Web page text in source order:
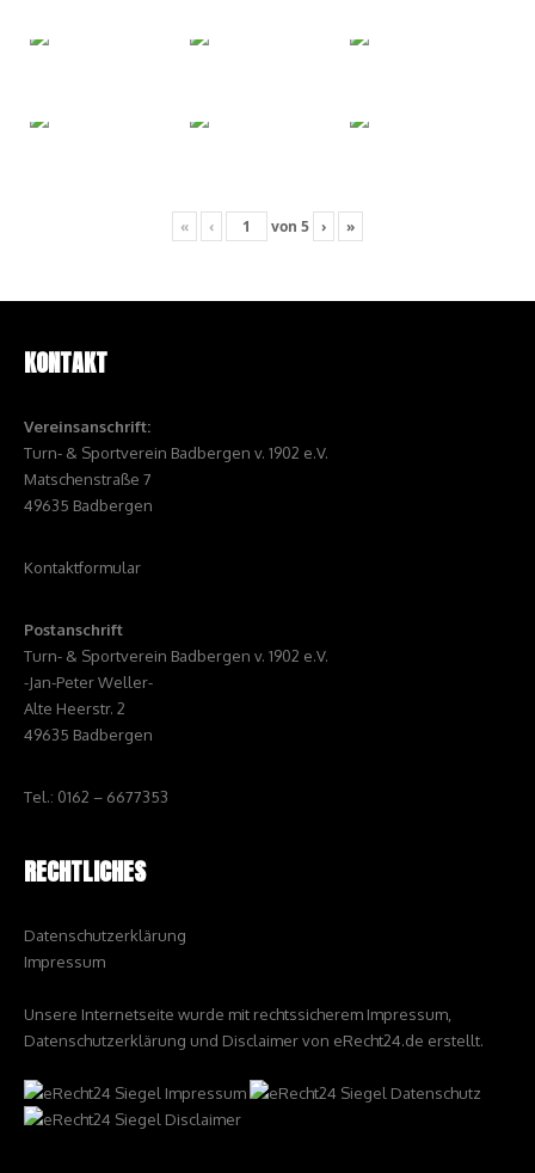
« ‹ von 5 › »
KONTAKT
Vereinsanschrift:
Turn- & Sportverein Badbergen v. 1902 e.V.
Matschenstraße 7
49635 Badbergen
Kontaktformular
Postanschrift
Turn- & Sportverein Badbergen v. 1902 e.V.
-Jan-Peter Weller-
Alte Heerstr. 2
49635 Badbergen
Tel.: 0162 – 6677353
RECHTLICHES
Datenschutzerklärung
Impressum
Unsere Internetseite wurde mit rechtssicherem Impressum,
Datenschutzerklärung und Disclaimer von eRecht24.de erstellt.